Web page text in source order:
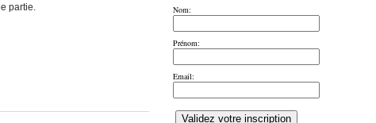
partie.
Nom:
Prénom:
Email: